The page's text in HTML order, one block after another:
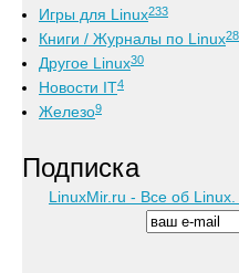
Игры для Linux233
Книги / Журналы по Linux
Другое Linux30
Новости IT4
Железо9
Подписка
LinuxMir.ru - Все об